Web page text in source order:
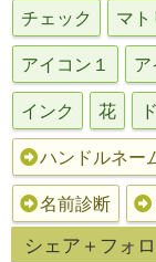
チェック マト
アイコン１ ア
インク 花
ハンドルネー
名前診断
シェア＋フォ